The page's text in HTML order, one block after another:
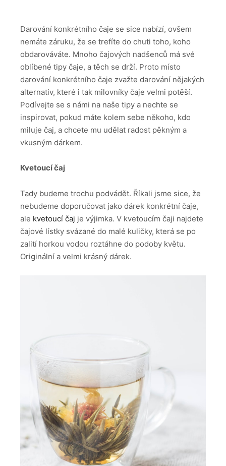
Darování konkrétního čaje se sice nabízí, ovšem
nemáte záruku, že se trefíte do chuti toho, koho
obdarováváte. Mnoho čajových nadšenců má své
oblíbené tipy čaje, a těch se drží. Proto místo
darování konkrétního čaje zvažte darování nějakých
alternativ, které i tak milovníky čaje velmi potěší.
Podívejte se s námi na naše tipy a nechte se
inspirovat, pokud máte kolem sebe někoho, kdo
miluje čaj, a chcete mu udělat radost pěkným a
vkusným dárkem.
Kvetoucí čaj
Tady budeme trochu podvádět. Říkali jsme sice, že
nebudeme doporučovat jako dárek konkrétní čaje,
ale kvetoucí čaj je výjimka. V kvetoucím čaji najdete
čajové lístky svázané do malé kuličky, která se po
zalití horkou vodou roztáhne do podoby květu.
Originální a velmi krásný dárek.